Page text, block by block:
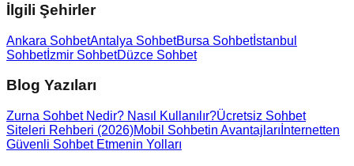
İlgili Şehirler
Ankara SohbetAntalya SohbetBursa Sohbetİstanbul
Sohbetİzmir SohbetDüzce Sohbet
Blog Yazıları
Zurna Sohbet Nedir? Nasıl Kullanılır?Ücretsiz Sohbet
Siteleri Rehberi (2026)Mobil Sohbetin Avantajları İnternetten
Güvenli Sohbet Etmenin Yolları